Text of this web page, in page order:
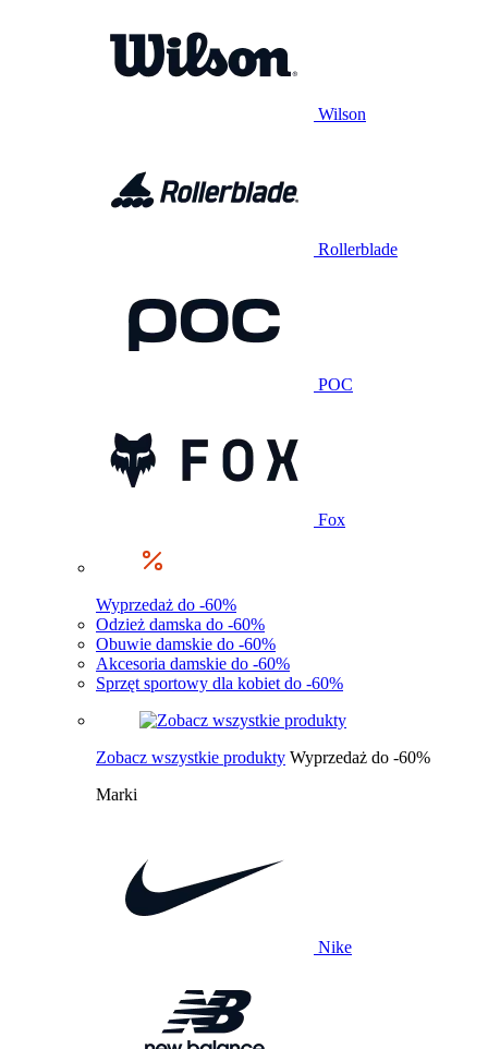
Wilson
Rollerblade
POC
Fox
Wyprzedaż do -60%
Odzież damska do -60%
Obuwie damskie do -60%
Akcesoria damskie do -60%
Sprzęt sportowy dla kobiet do -60%
Zobacz wszystkie produkty Wyprzedaż do -60%
Marki
Nike